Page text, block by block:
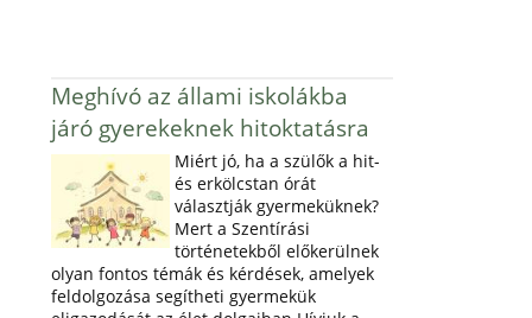
Meghívó az állami iskolákba
járó gyerekeknek hitoktatásra
Miért jó, ha a szülők a hit-
és erkölcstan órát
választják gyermeküknek?
Mert a Szentírási
történetekből előkerülnek
olyan fontos témák és kérdések, amelyek
feldolgozása segítheti gyermekük